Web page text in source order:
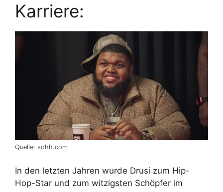
Karriere:
Quelle: sohh.com
In den letzten Jahren wurde Drusi zum Hip-
Hop-Star und zum witzigsten Schöpfer im